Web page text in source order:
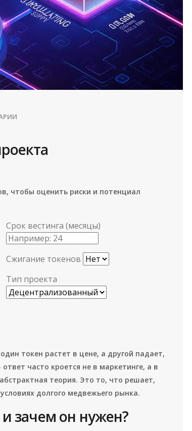
чтобы оценить риски и потенциал
Срок вестинга (месяцы)
Сжигание токенов
Тип проекта
токен растет в цене, а другой падает,
часто кроется не в маркетинге, а в
теория. Это то, что решает,
долгого медвежьего рынка.
зачем он нужен?